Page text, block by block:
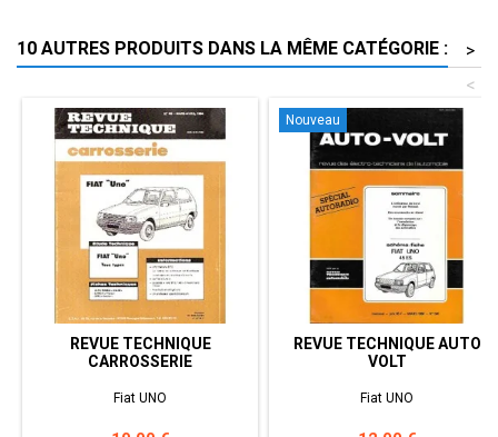
10 AUTRES PRODUITS DANS LA MÊME CATÉGORIE :
>
<
REVUE TECHNIQUE
CARROSSERIE
Fiat UNO
Nouveau
REVUE TECHNIQUE AUTO
VOLT
Fiat UNO